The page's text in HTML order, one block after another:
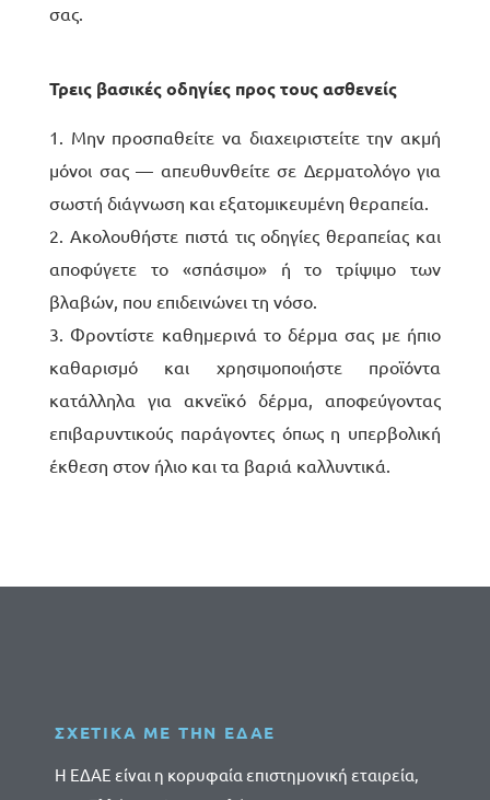
σας.
Τρεις βασικές οδηγίες προς τους ασθενείς
Μην προσπαθείτε να διαχειριστείτε την ακμή
μόνοι σας — απευθυνθείτε σε Δερματολόγο για
σωστή διάγνωση και εξατομικευμένη θεραπεία.
Ακολουθήστε πιστά τις οδηγίες θεραπείας και
αποφύγετε το «σπάσιμο» ή το τρίψιμο των
βλαβών, που επιδεινώνει τη νόσο.
Φροντίστε καθημερινά το δέρμα σας με ήπιο
καθαρισμό και χρησιμοποιήστε προϊόντα
κατάλληλα για ακνεϊκό δέρμα, αποφεύγοντας
επιβαρυντικούς παράγοντες όπως η υπερβολική
έκθεση στον ήλιο και τα βαριά καλλυντικά.
ΣΧΕΤΙΚΑ ΜΕ ΤΗΝ ΕΔΑΕ
Η ΕΔΑΕ είναι η κορυφαία επιστημονική εταιρεία,